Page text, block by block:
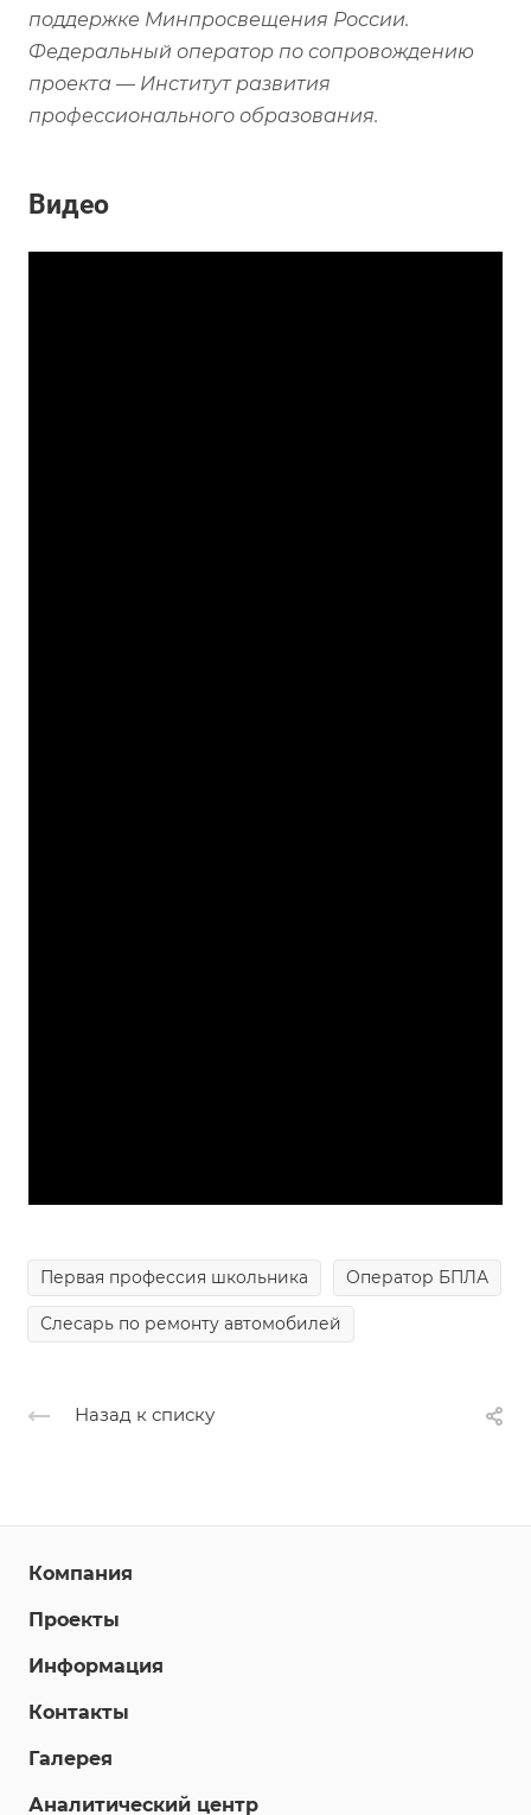
поддержке Минпросвещения России.
Федеральный оператор по сопровождению
проекта — Институт развития
профессионального образования.
Видео
Первая профессия школьника Оператор БПЛА
Слесарь по ремонту автомобилей
Назад к списку
Компания
Проекты
Информация
Контакты
Галерея
Аналитический центр